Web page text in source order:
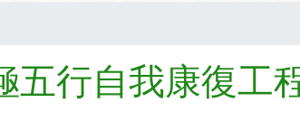
行自我康復工程